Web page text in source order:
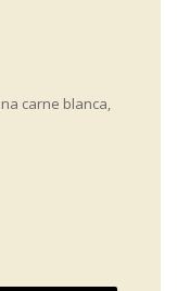
carne blanca,